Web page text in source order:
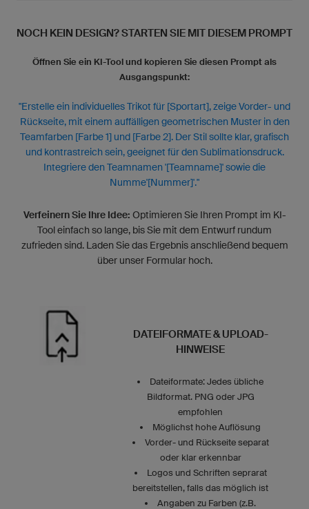
NOCH KEIN DESIGN? STARTEN SIE MIT DIESEM PROMPT
Öffnen Sie ein KI-Tool und kopieren Sie diesen Prompt als
Ausgangspunkt:
"Erstelle ein individuelles Trikot für [Sportart], zeige Vorder- und
Rückseite, mit einem auffälligen geometrischen Muster in den
Teamfarben [Farbe 1] und [Farbe 2]. Der Stil sollte klar, grafisch
und kontrastreich sein, geeignet für den Sublimationsdruck.
Integriere den Teamnamen '[Teamname]' sowie die
Numme'[Nummer]'."
Verfeinern Sie Ihre Idee: Optimieren Sie Ihren Prompt im KI-
Tool einfach so lange, bis Sie mit dem Entwurf rundum
zufrieden sind. Laden Sie das Ergebnis anschließend bequem
über unser Formular hoch.
DATEIFORMATE & UPLOAD-
HINWEISE
Dateiformate: Jedes übliche
Bildformat. PNG oder JPG
empfohlen
Möglichst hohe Auflösung
Vorder- und Rückseite separat
oder klar erkennbar
Logos und Schriften seprarat
bereitstellen, falls das möglich ist
Angaben zu Farben (z.B.